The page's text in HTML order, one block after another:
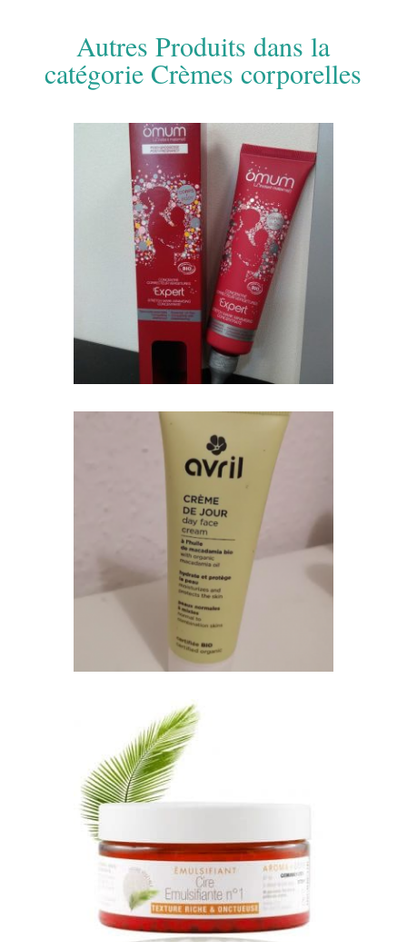
Autres Produits dans la
catégorie Crèmes corporelles